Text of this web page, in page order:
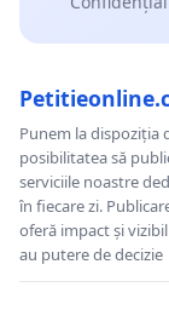
Punem la dispoziția
posibilitatea să
serviciile noastre
în fiecare zi.
oferă impact și
au putere de decizie